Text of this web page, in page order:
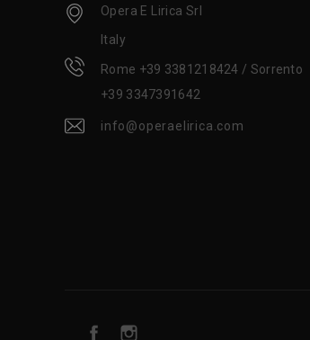
Opera E Lirica Srl
Italy
Rome +39 3381218424 / Sorrento
+39 3347391642
info@operaelirica.com
Facebook